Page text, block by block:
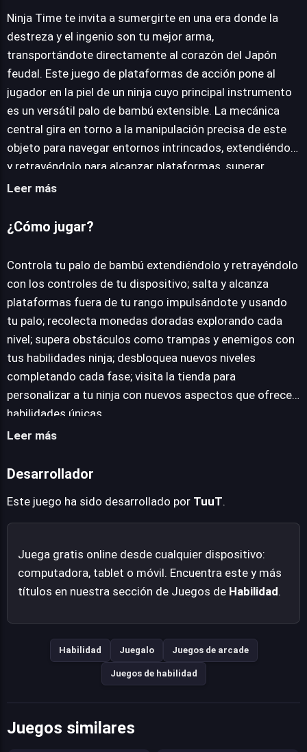
JUEGALO AHORA
Ninja Time te invita a sumergirte en una era donde la
destreza y el ingenio son tu mejor arma,
transportándote directamente al corazón del Japón
feudal. Este juego de plataformas de acción pone al
jugador en la piel de un ninja cuyo principal instrumento
es un versátil palo de bambú extensible. La mecánica
central gira en torno a la manipulación precisa de este
objeto para navegar entornos intrincados, extendiéndolo
y retrayéndolo para alcanzar plataformas, superar
abismos y esquivar peligros. La aventura se despliega a
templos ancestrales hasta bosques enigmáticos y
obstáculos únicos que demandan una combinación de
agilidad y estrategia. A medida que avanzas, te
enfrentarás a trampas con púas, astutos enemigos y
plataformas móviles, que exigen un dominio creciente
de tus habilidades ninja. La recolección de monedas
doradas introduce una capa de personalización,
permitiendo adquirir nuevos aspectos que no solo
modifican la estética, sino que también pueden otorgar
habilidades especiales, incentivando la exploración y el
experiencia desafiante que evoluciona constantemente,
y estocada.
Leer más
¿Cómo jugar?
Controla tu palo de bambú extendiéndolo y retrayéndolo
con los controles de tu dispositivo; salta y alcanza
plataformas fuera de tu rango impulsándote y usando
tu palo; recolecta monedas doradas explorando cada
nivel; supera obstáculos como trampas y enemigos con
tus habilidades ninja; desbloquea nuevos niveles
completando cada fase; visita la tienda para
personalizar a tu ninja con nuevos aspectos que ofrecen
habilidades únicas.
Leer más
Desarrollador
Este juego ha sido desarrollado por TuuT.
Juega gratis online desde cualquier dispositivo:
computadora, tablet o móvil. Encuentra este y más
títulos en nuestra sección de Juegos de Habilidad.
Habilidad Juegalo Juegos de arcade
Juegos de habilidad
Juegos similares